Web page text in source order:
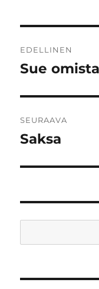
selaus
EDELLINEN
Edellinen
Sue
SEURAAVA
Seuraava
Saksa